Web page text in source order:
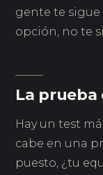
gente te
opción, no te
La prueba
Hay un test
cabe en una
puesto, ¿tu